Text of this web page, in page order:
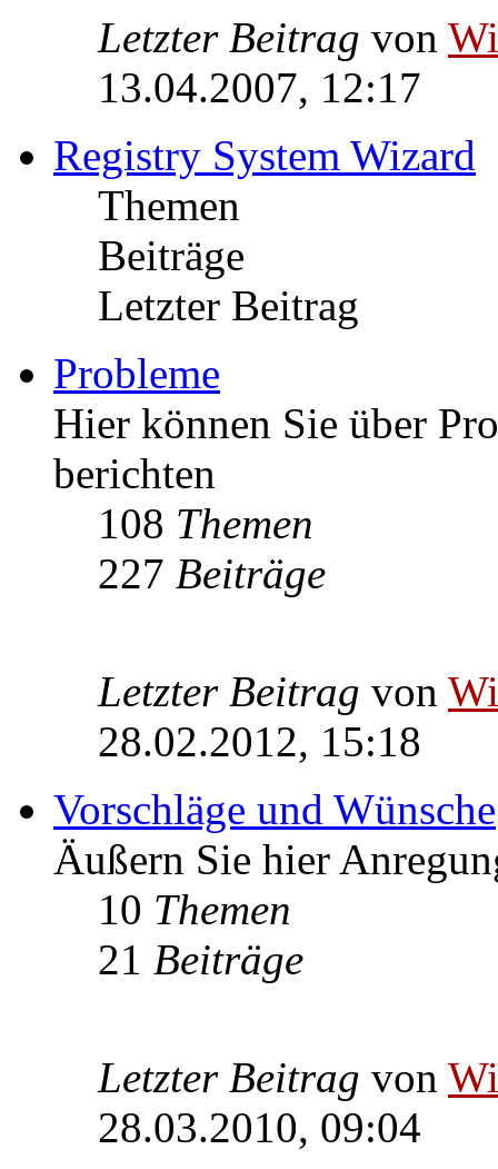
Letzter Beitrag von
13.04.2007, 12:17
Registry System Wizard
Themen
Beiträge
Letzter Beitrag
Probleme
Hier können Sie über
berichten
108 Themen
227 Beiträge
Letzter Beitrag von
28.02.2012, 15:18
Vorschläge und Wünsche
Äußern Sie hier
10 Themen
21 Beiträge
Letzter Beitrag von
28.03.2010, 09:04